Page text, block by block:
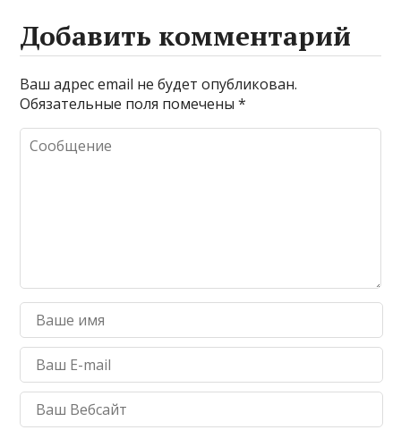
Добавить комментарий
Ваш адрес email не будет опубликован.
Обязательные поля помечены*